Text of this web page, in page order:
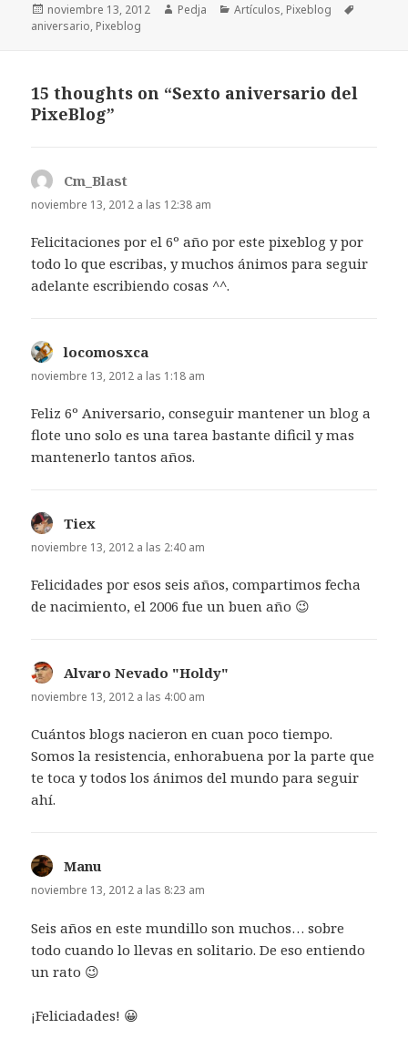
Publicado
el
noviembre 13, 2012 Autor
Pedja Categorías
Artículos, Pixeblog
aniversario, Pixeblog
15 thoughts on “Sexto aniversario del
PixeBlog”
Cm_Blast
noviembre 13, 2012 a las 12:38 am
Felicitaciones por el 6º año por este pixeblog y por
todo lo que escribas, y muchos ánimos para seguir
adelante escribiendo cosas ^^.
locomosxca
noviembre 13, 2012 a las 1:18 am
Feliz 6º Aniversario, conseguir mantener un blog a
flote uno solo es una tarea bastante dificil y mas
mantenerlo tantos años.
Tiex
noviembre 13, 2012 a las 2:40 am
Felicidades por esos seis años, compartimos fecha
de nacimiento, el 2006 fue un buen año 😉
Alvaro Nevado "Holdy"
noviembre 13, 2012 a las 4:00 am
Cuántos blogs nacieron en cuan poco tiempo.
Somos la resistencia, enhorabuena por la parte que
te toca y todos los ánimos del mundo para seguir
ahí.
Manu
noviembre 13, 2012 a las 8:23 am
Seis años en este mundillo son muchos… sobre
todo cuando lo llevas en solitario. De eso entiendo
un rato 😉
¡Feliciadades! 😀